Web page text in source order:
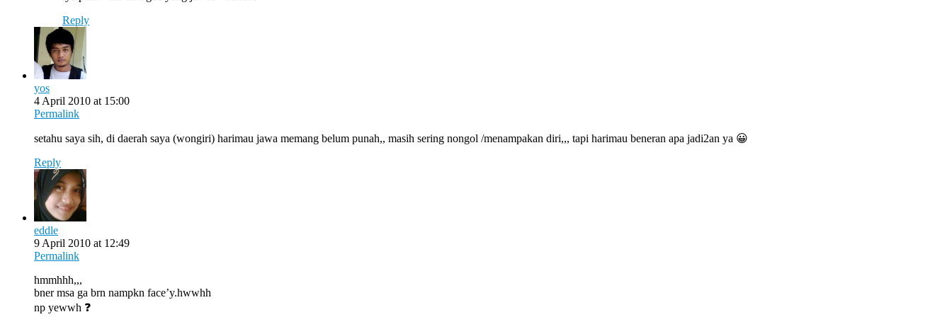
Reply
yos
4 April 2010 at 15:00
Permalink
setahu saya sih, di daerah saya (wongiri) harimau jawa memang belum punah,, masih sering nongol /menampakan diri,,, tapi harimau beneran apa jadi2an ya 😀
Reply
eddle
9 April 2010 at 12:49
Permalink
hmmhhh,,,
bner msa ga brn nampkn face’y.hwwhh
np yewwh ❓